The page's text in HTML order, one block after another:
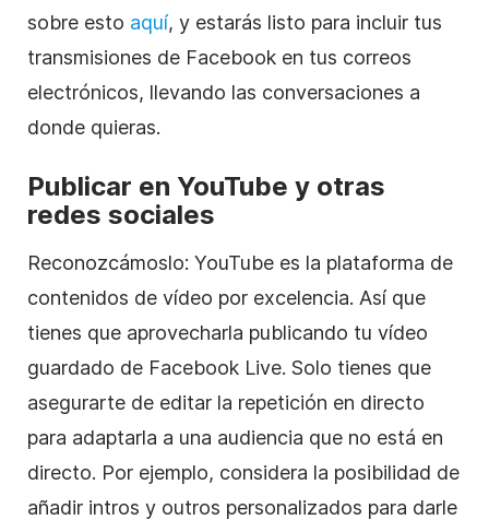
sobre esto aquí, y estarás listo para incluir tus
transmisiones de Facebook en tus correos
electrónicos, llevando las conversaciones a
donde quieras.
Publicar en YouTube y otras
redes sociales
Reconozcámoslo: YouTube es la plataforma de
contenidos de vídeo por excelencia. Así que
tienes que aprovecharla publicando tu vídeo
guardado de Facebook Live. Solo tienes que
asegurarte de editar la repetición en directo
para adaptarla a una audiencia que no está en
directo. Por ejemplo, considera la posibilidad de
añadir intros y outros personalizados para darle